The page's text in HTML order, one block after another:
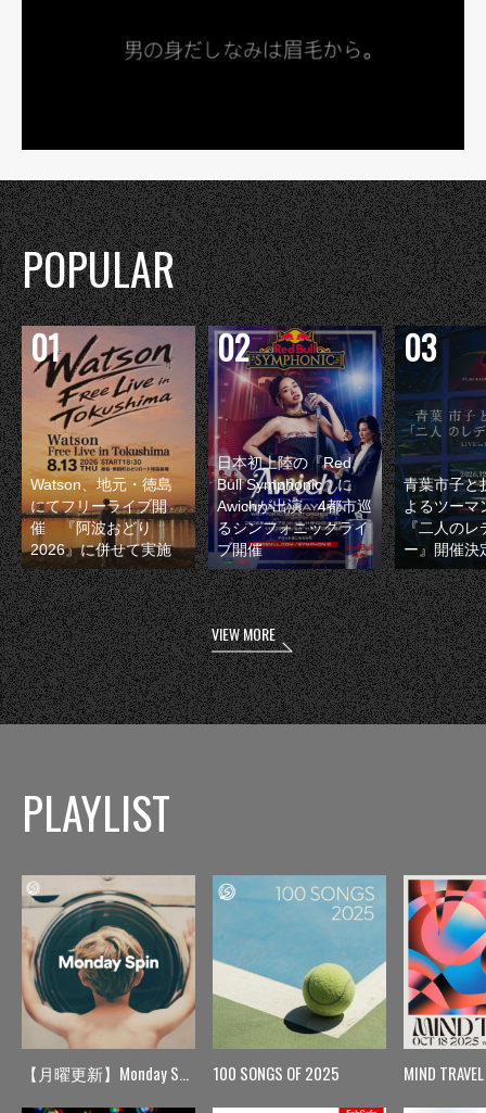
POPULAR
Watson、地元・徳島
にてフリーライブ開
催 『阿波おどり
2026』に併せて実施
日本初上陸の『Red
Bull Symphonic』に
Awichが出演 4都市巡
るシンフォニックライ
ブ開催
青葉市子と
よるツーマ
『二人のレ
ー』開催決
VIEW MORE
PLAYLIST
【月曜更新】Monday Spin 100 SONGS OF 2025 MIND TRAVEL